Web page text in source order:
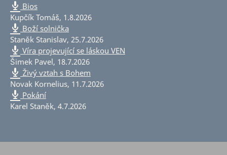
Bios
Kupčík Tomáš, 1.8.2026
Boží solnička
Staněk Stanislav, 25.7.2026
Víra projevující se láskou VEN
Šimek Pavel, 18.7.2026
Živý vztah s Bohem
Novak Kornelius, 11.7.2026
Pokání
Karel Staněk, 4.7.2026